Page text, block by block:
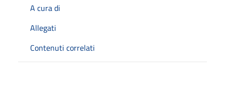
A cura di
Allegati
Contenuti correlati